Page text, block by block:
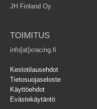
JH Finland Oy
TOIMITUS
info[at]xracing.fi
Kestotilausehdot
Tietosuojaseloste
Käyttöehdot
Evästekäytäntö